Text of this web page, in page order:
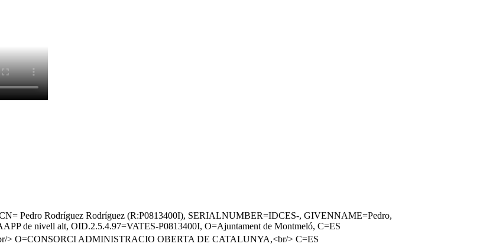
Pedro Rodríguez Rodríguez (R:P0813400I), SERIALNUMBER=IDCES-, GIVENNAME=Pedro,
de nivell alt, OID.2.5.4.97=VATES-P0813400I, O=Ajuntament de Montmeló, C=ES
> O=CONSORCI ADMINISTRACIO OBERTA DE CATALUNYA,<br/> C=ES